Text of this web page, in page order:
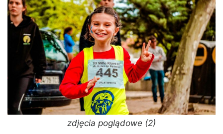
zdjęcia poglądowe (2)